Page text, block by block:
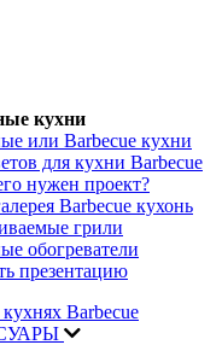
кухни
или Barbecue кухни
для кухни Barbecue
нужен проект?
Barbecue кухонь
грили
обогреватели
презентацию
Barbecue